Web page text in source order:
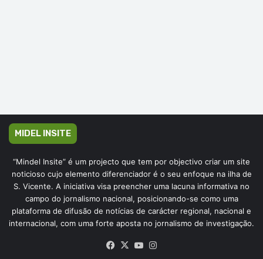
MIDEL INSITE
“Mindel Insite” é um projecto que tem por objectivo criar um site
noticioso cujo elemento diferenciador é o seu enfoque na ilha de
S. Vicente. A iniciativa visa preencher uma lacuna informativa no
campo do jornalismo nacional, posicionando-se como uma
plataforma de difusão de notícias de carácter regional, nacional e
internacional, com uma forte aposta no jornalismo de investigação.
Facebook
X YouTube